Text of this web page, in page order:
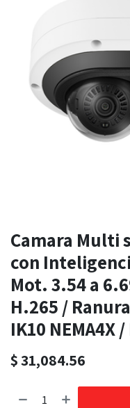
Camara Multi
con
Mot. 3.54 a
H.265 /
IK10 NEMA4X
$31,084.56